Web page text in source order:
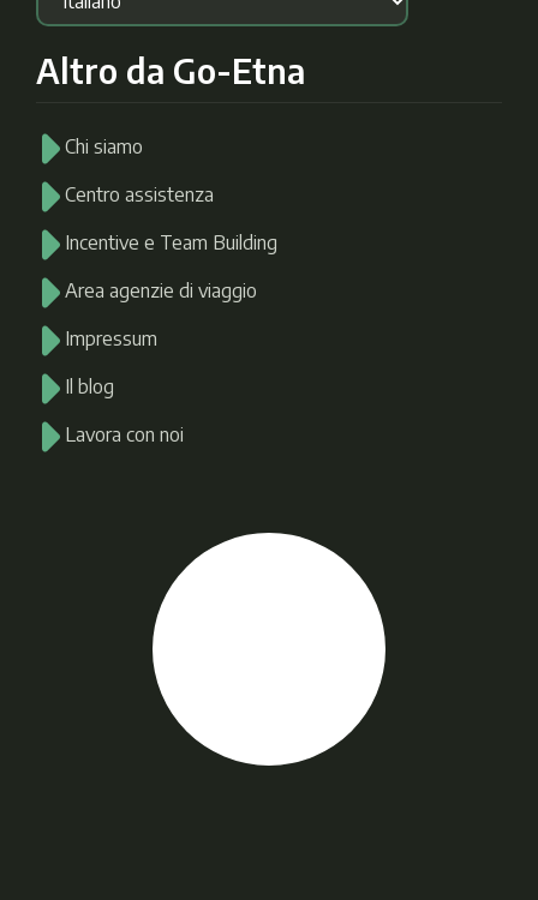
Altro da Go-Etna
Chi siamo
Centro assistenza
Incentive e Team Building
Area agenzie di viaggio
Impressum
Il blog
Lavora con noi